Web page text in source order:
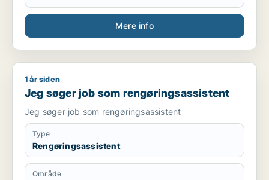
Mere info
Jeg søger job som rengøringsassistent
1 år siden
Jeg søger job som rengøringsassistent
Jeg søger job som rengøringsassistent
Type
Rengøringsassistent
Område